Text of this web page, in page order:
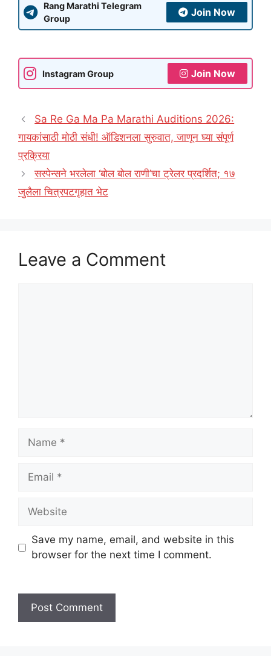
Rang Marathi Telegram
Group
Join Now
Instagram Group Join Now
Sa Re Ga Ma Pa Marathi Auditions 2026:
गायकांसाठी मोठी संधी! ऑडिशनला सुरुवात, जाणून घ्या संपूर्ण
प्रक्रिया
सस्पेन्सने भरलेला ‘बोल बोल राणी’चा ट्रेलर प्रदर्शित; १७
जुलैला चित्रपटगृहात भेट
Leave a Comment
Name
Email
Website
Save my name, email, and website in this
browser for the next time I comment.